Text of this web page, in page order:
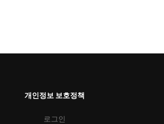
개인정보 보호정책
로그인